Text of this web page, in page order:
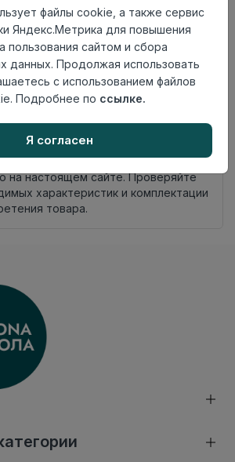
градусов
Добавить в корзину
вид товара может отличаться от
на настоящем сайте. Проверяйте
характеристик и комплектации
товара.
файлы cookie, а также сервис
Яндекс.Метрика для повышения
пользования сайтом и сбора
данных. Продолжая использовать
с использованием файлов
Подробнее по ссылке.
Я согласен